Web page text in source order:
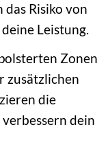
Risiko von
Leistung.
Zonen
zusätzlichen
die
dein